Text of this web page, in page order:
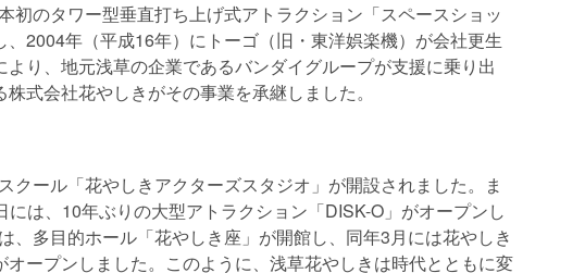
初のタワー型垂直打ち上げ式アトラクション「スペースショッ
、2004年（平成16年）にトーゴ（旧・東洋娯楽機）が会社更生
り、地元浅草の企業であるバンダイグループが支援に乗り出
式会社花やしきがその事業を承継しました。
クール「花やしきアクターズスタジオ」が開設されました。ま
は、10年ぶりの大型アトラクション「DISK-O」がオープンし
、多目的ホール「花やしき座」が開館し、同年3月には花やしき
ープンしました。このように、浅草花やしきは時代とともに変